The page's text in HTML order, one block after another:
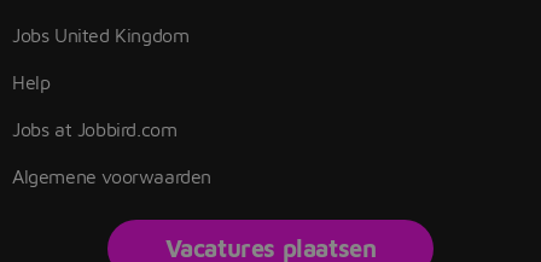
Jobs United Kingdom
Help
Jobs at Jobbird.com
Algemene voorwaarden
Vacatures plaatsen